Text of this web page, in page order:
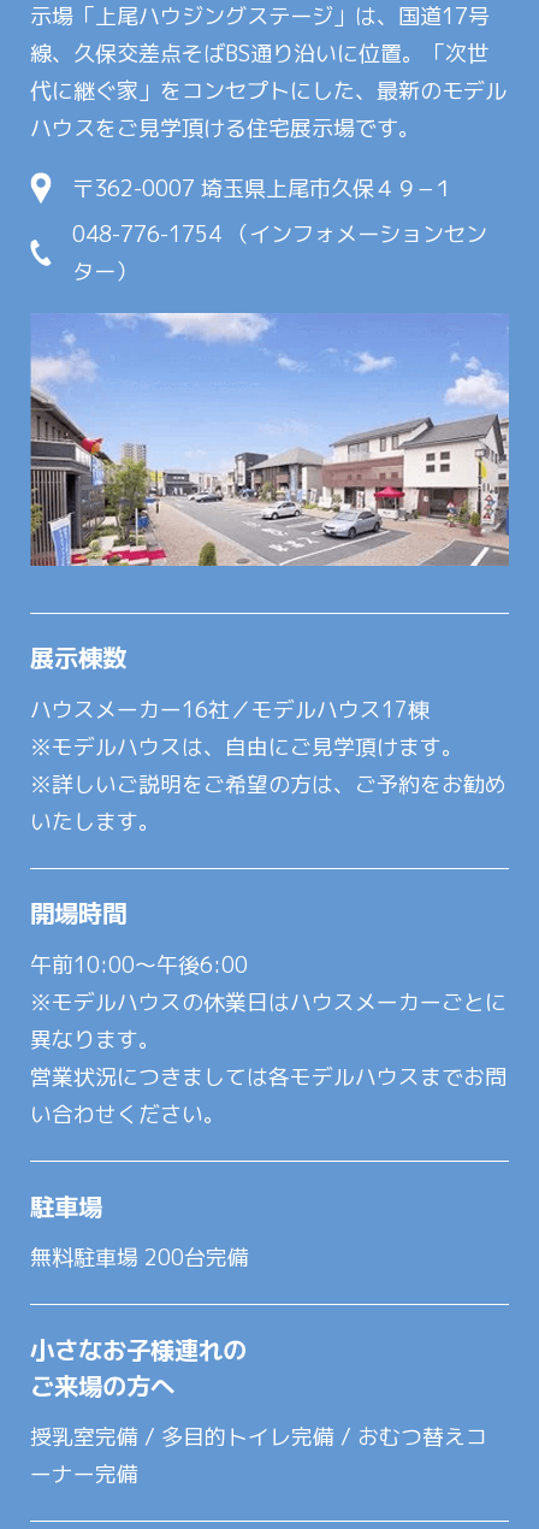
示場「上尾ハウジングステージ」は、国道17号
線、久保交差点そばBS通り沿いに位置。「次世
代に継ぐ家」をコンセプトにした、最新のモデル
ハウスをご見学頂ける住宅展示場です。
〒362-0007 埼玉県上尾市久保４９−１
048-776-1754 （インフォメーションセン
ター）
展示棟数
ハウスメーカー16社／モデルハウス17棟
※モデルハウスは、自由にご見学頂けます。
※詳しいご説明をご希望の方は、ご予約をお勧め
いたします。
開場時間
午前10:00～午後6:00
※モデルハウスの休業日はハウスメーカーごとに
異なります。
営業状況につきましては各モデルハウスまでお問
い合わせください。
駐車場
無料駐車場 200台完備
小さなお子様連れの
ご来場の方へ
授乳室完備 / 多目的トイレ完備 / おむつ替えコ
ーナー完備